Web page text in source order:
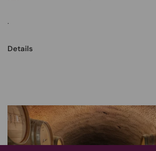
.
Details